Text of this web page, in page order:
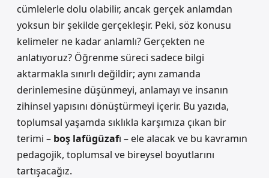
cümlelerle dolu olabilir, ancak gerçek anlamdan
yoksun bir şekilde gerçekleşir. Peki, söz konusu
kelimeler ne kadar anlamlı? Gerçekten ne
anlatıyoruz? Öğrenme süreci sadece bilgi
aktarmakla sınırlı değildir; aynı zamanda
derinlemesine düşünmeyi, anlamayı ve insanın
zihinsel yapısını dönüştürmeyi içerir. Bu yazıda,
toplumsal yaşamda sıklıkla karşımıza çıkan bir
terimi – boş lafügüzafı – ele alacak ve bu kavramın
pedagojik, toplumsal ve bireysel boyutlarını
tartışacağız.